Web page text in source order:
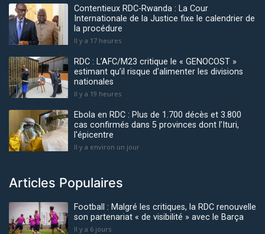
Contentieux RDC-Rwanda : La Cour
Internationale de la Justice fixe le calendrier de
la procédure
Il y a 17 heures
RDC : L’AFC/M23 critique le « GENOCOST »
estimant qu’il risque d'alimenter les divisions
nationales
Il y a 19 heures
Ebola en RDC : Plus de 1.700 décès et 3.800
cas confirmés dans 5 provinces dont l’Ituri,
l'épicentre
Il y a environ un jour
Articles Populaires
Football : Malgré les critiques, la RDC renouvelle
son partenariat « de visibilité » avec le Barça
Il y a 6 jours